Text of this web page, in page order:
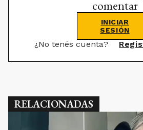
comentar
INICIAR
SESIÓN
¿No tenés cuenta?
RELACIONADAS